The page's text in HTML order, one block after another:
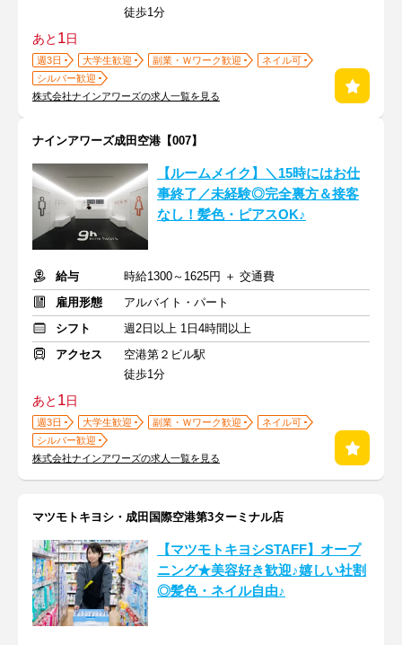
徒歩1分
あと 1日
週3日 大学生歓迎 副業・Ｗワーク歓迎
ネイル可
シルバー歓迎
株式会社ナインアワーズの求人一覧を見る
ナインアワーズ成田空港【007】
【ルームメイク】＼15時にはお仕
事終了／未経験◎完全裏方＆接客
なし！髪色・ピアスOK♪
給与
時給1300～1625円 ＋ 交通費
雇用形態
アルバイト・パート
シフト
週2日以上 1日4時間以上
アクセス
空港第２ビル駅
徒歩1分
あと 1日
週3日 大学生歓迎 副業・Ｗワーク歓迎
ネイル可
シルバー歓迎
株式会社ナインアワーズの求人一覧を見る
マツモトキヨシ・成田国際空港第3ターミナル店
【マツモトキヨシSTAFF】オープ
ニング★美容好き歓迎♪嬉しい社割
◎髪色・ネイル自由♪